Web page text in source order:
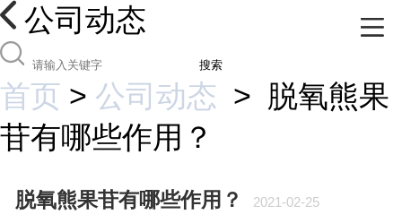
公司动态
搜索
首页 > 公司动态 > 脱氧熊果
苷有哪些作用？
脱氧熊果苷有哪些作用？ 2021-02-25